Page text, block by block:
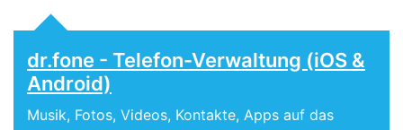
dr.fone - Telefon-Verwaltung (iOS &
Android)
Musik, Fotos, Videos, Kontakte, Apps auf das